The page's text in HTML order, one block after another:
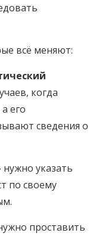
всё меняют:
когда
его
сведения о
указать
по своему
проставить